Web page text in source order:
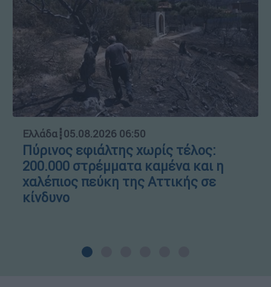
Ελλάδα┋05.08.2026 06:50
Πύρινος εφιάλτης χωρίς τέλος:
200.000 στρέμματα καμένα και η
χαλέπιος πεύκη της Αττικής σε
κίνδυνο